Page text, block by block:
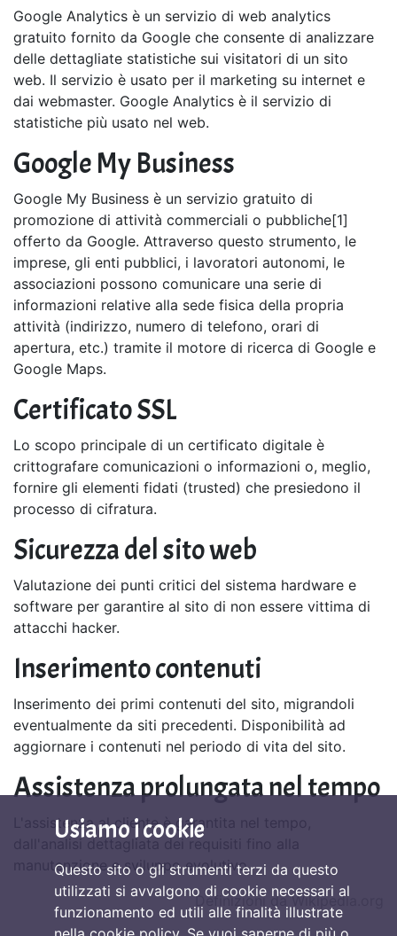
Usiamo i cookie
Questo sito o gli strumenti terzi da questo
utilizzati si avvalgono di cookie necessari al
funzionamento ed utili alle finalità illustrate
Google Analytics è un servizio di web analytics
gratuito fornito da Google che consente di analizzare
delle dettagliate statistiche sui visitatori di un sito
web. Il servizio è usato per il marketing su internet e
dai webmaster. Google Analytics è il servizio di
statistiche più usato nel web.
Google My Business
Google My Business è un servizio gratuito di
promozione di attività commerciali o pubbliche[1]
offerto da Google. Attraverso questo strumento, le
imprese, gli enti pubblici, i lavoratori autonomi, le
associazioni possono comunicare una serie di
informazioni relative alla sede fisica della propria
attività (indirizzo, numero di telefono, orari di
apertura, etc.) tramite il motore di ricerca di Google e
Google Maps.
Certificato SSL
Lo scopo principale di un certificato digitale è
crittografare comunicazioni o informazioni o, meglio,
fornire gli elementi fidati (trusted) che presiedono il
processo di cifratura.
Sicurezza del sito web
Valutazione dei punti critici del sistema hardware e
software per garantire al sito di non essere vittima di
attacchi hacker.
Inserimento contenuti
Inserimento dei primi contenuti del sito, migrandoli
eventualmente da siti precedenti. Disponibilità ad
aggiornare i contenuti nel periodo di vita del sito.
Assistenza prolungata nel tempo
L'assistenza al cliente è garantita nel tempo,
manutenzione e sviluppo evolutivo
Definizioni da Wikipedia.org